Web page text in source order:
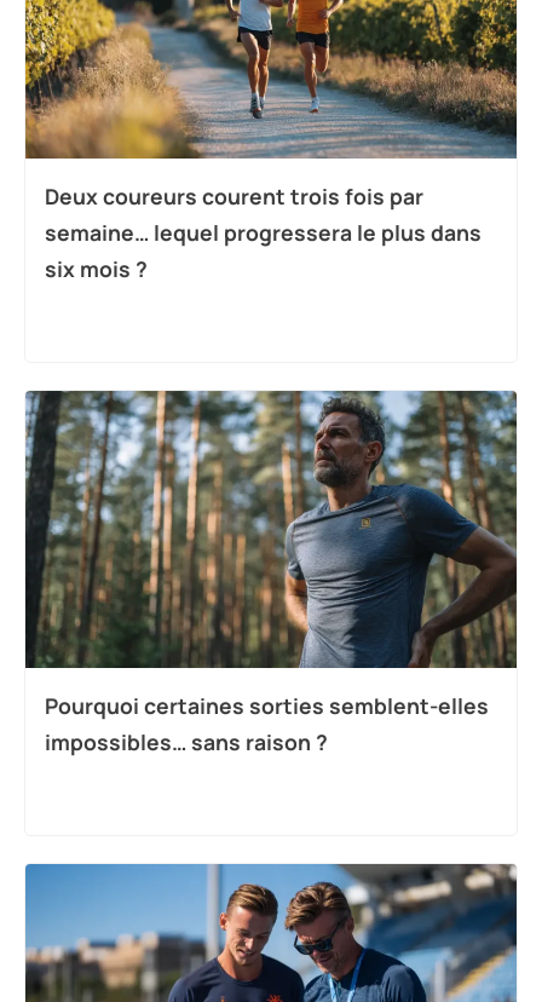
Deux coureurs courent trois fois par
semaine… lequel progressera le plus dans
six mois ?
Pourquoi certaines sorties semblent-elles
impossibles… sans raison ?